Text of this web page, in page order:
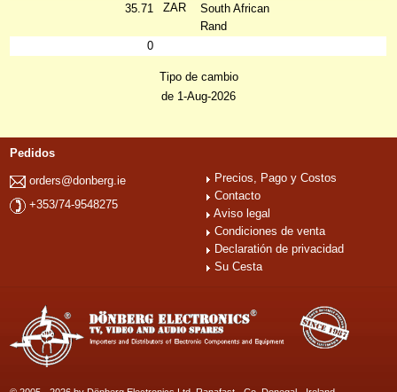
35.71
ZAR
South African
Rand
0
Tipo de cambio
de 1-Aug-2026
Pedidos
orders@donberg.ie
+353/74-9548275
Precios, Pago y Costos
Contacto
Aviso legal
Condiciones de venta
Declaratión de privacidad
Su Cesta